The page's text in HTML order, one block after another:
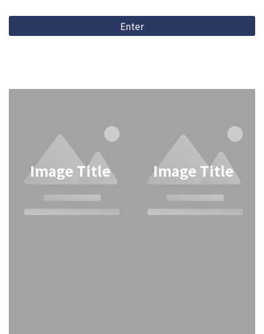
Enter
Image Title Image Title